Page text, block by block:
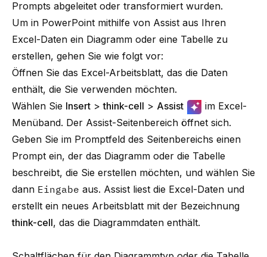
Prompts abgeleitet oder transformiert wurden.
Um in PowerPoint mithilfe von Assist aus Ihren
Excel-Daten ein Diagramm oder eine Tabelle zu
erstellen, gehen Sie wie folgt vor:
Öffnen Sie das Excel-Arbeitsblatt, das die Daten
enthält, die Sie verwenden möchten.
Wählen Sie Insert >think-cell > Assist
im Excel-
Menüband. Der Assist-Seitenbereich öffnet sich.
Geben Sie im Promptfeld des Seitenbereichs einen
Prompt ein, der das Diagramm oder die Tabelle
beschreibt, die Sie erstellen möchten, und wählen Sie
dann Eingabe aus. Assist liest die Excel-Daten und
erstellt ein neues Arbeitsblatt mit der Bezeichnung
think-cell, das die Diagrammdaten enthält.